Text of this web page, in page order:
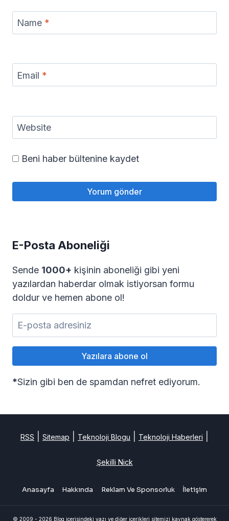
Name *
Email *
Website
Beni haber bültenine kaydet
E-Posta Aboneliği
Sende 1000+ kişinin aboneliği gibi yeni
yazılardan haberdar olmak istiyorsan formu
doldur ve hemen abone ol!
*Sizin gibi ben de spamdan nefret ediyorum.
RSS Sitemap Teknoloji Blogu Teknoloji Haberleri
Şekilli Nick
Anasayfa Hakkında Reklam Ve Sponsorluk İletişim
© 2009 - 2026 Blog içerisindeki yazı ve diğer içerikleri sitemizi kaynak göstererek